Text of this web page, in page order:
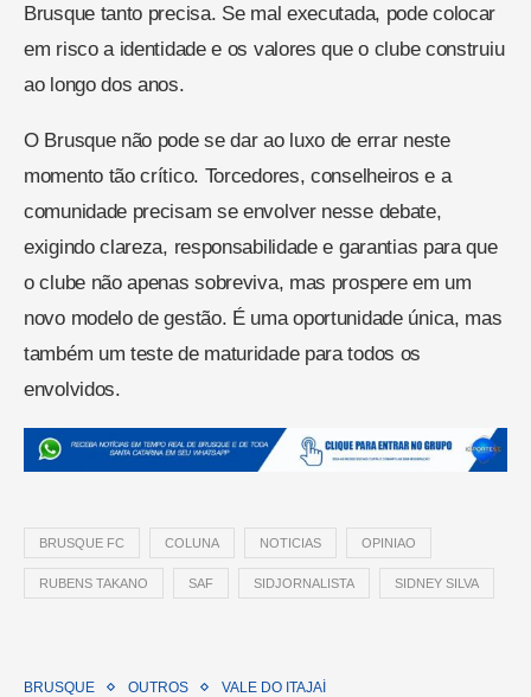
Brusque tanto precisa. Se mal executada, pode colocar
em risco a identidade e os valores que o clube construiu
ao longo dos anos.
O Brusque não pode se dar ao luxo de errar neste
momento tão crítico. Torcedores, conselheiros e a
comunidade precisam se envolver nesse debate,
exigindo clareza, responsabilidade e garantias para que
o clube não apenas sobreviva, mas prospere em um
novo modelo de gestão. É uma oportunidade única, mas
também um teste de maturidade para todos os
envolvidos.
BRUSQUE FC COLUNA NOTICIAS OPINIAO
RUBENS TAKANO SAF SIDJORNALISTA SIDNEY SILVA
BRUSQUE OUTROS VALE DO ITAJAÍ